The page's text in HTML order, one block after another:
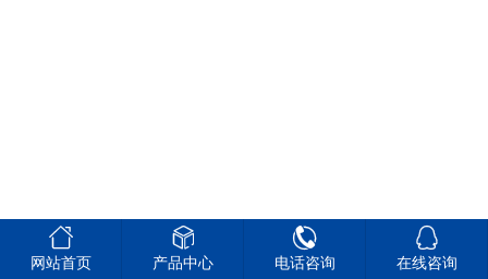

网站首页

产品中心

电话咨询

在线咨询